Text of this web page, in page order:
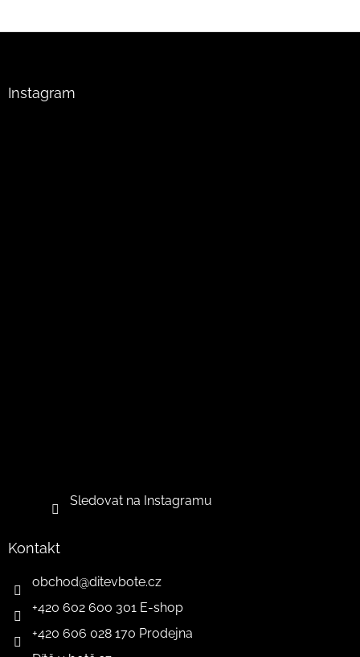
Instagram
Sledovat na Instagramu
Kontakt
obchod@ditevbote.cz
+420 602 600 301 E-shop
+420 606 028 170 Prodejna